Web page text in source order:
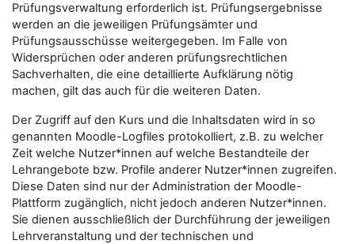
Prüfungsverwaltung erforderlich ist. Prüfungsergebnisse
werden an die jeweiligen Prüfungsämter und
Prüfungsausschüsse weitergegeben. Im Falle von
Widersprüchen oder anderen prüfungsrechtlichen
Sachverhalten, die eine detaillierte Aufklärung nötig
machen, gilt das auch für die weiteren Daten.
Der Zugriff auf den Kurs und die Inhaltsdaten wird in so
genannten Moodle-Logfiles protokolliert, z.B. zu welcher
Zeit welche Nutzer*innen auf welche Bestandteile der
Lehrangebote bzw. Profile anderer Nutzer*innen zugreifen.
Diese Daten sind nur der Administration der Moodle-
Plattform zugänglich, nicht jedoch anderen Nutzer*innen.
Sie dienen ausschließlich der Durchführung der jeweiligen
Lehrveranstaltung und der technischen und